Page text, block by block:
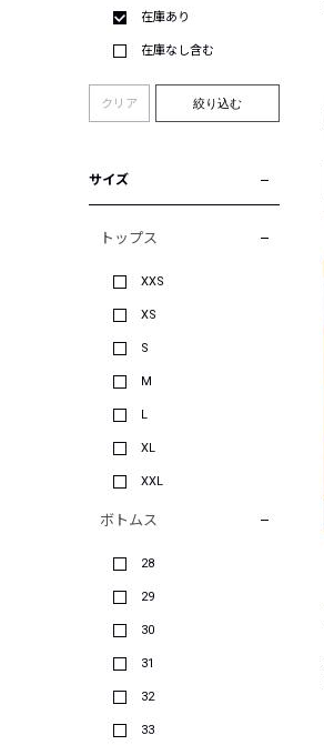
在庫あり
在庫なし含む
クリア 絞り込む
サイズ
トップス
XXS
XS
S
M
L
XL
XXL
ボトムス
28
29
30
31
32
33